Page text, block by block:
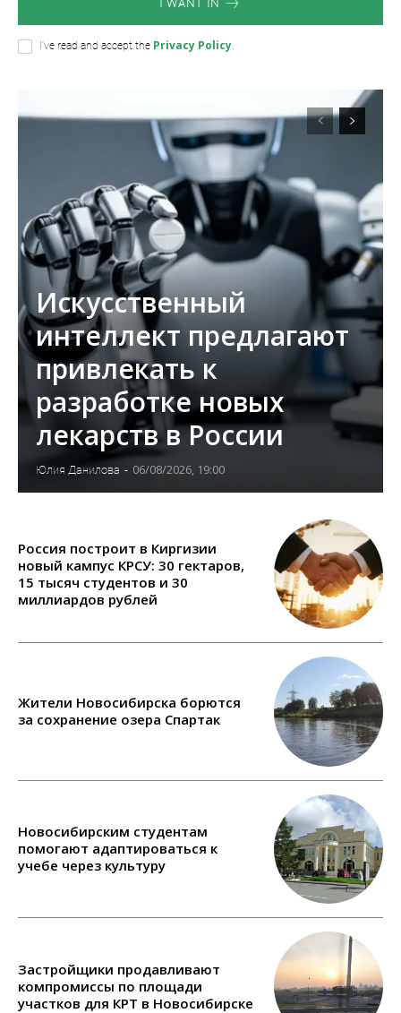
I WANT IN
I've read and accept the Privacy Policy.
Искусственный
интеллект предлагают
привлекать к
разработке новых
лекарств в России
Юлия Данилова - 06/08/2026, 19:00
Россия построит в Киргизии
новый кампус КРСУ: 30 гектаров,
15 тысяч студентов и 30
миллиардов рублей
Жители Новосибирска борются
за сохранение озера Спартак
Новосибирским студентам
помогают адаптироваться к
учебе через культуру
Застройщики продавливают
компромиссы по площади
участков для КРТ в Новосибирске